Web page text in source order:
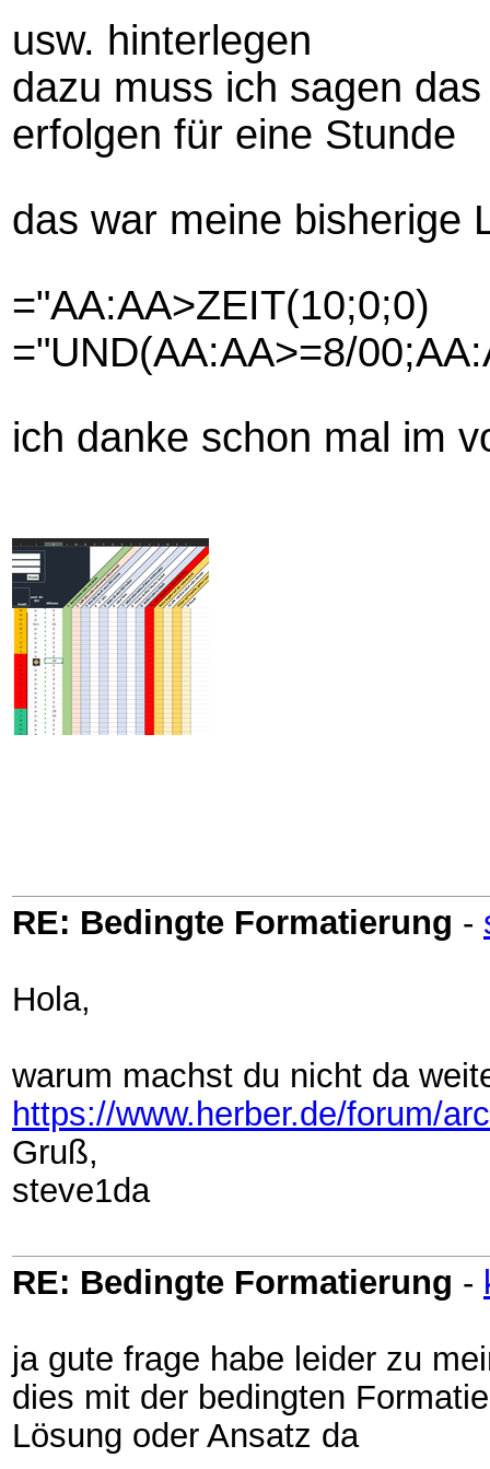
usw. hinterlegen
dazu muss ich sagen
erfolgen für eine Stunde
das war meine bisherige
="AA:AA>ZEIT(10;0;0)
="UND(AA:AA>=8/
ich danke schon mal im
RE: Bedingte Formatierung -
Hola,
warum machst du nicht da
https://www.herber.de/forum/
Gruß,
steve1da
RE: Bedingte Formatierung -
ja gute frage habe leider zu
dies mit der bedingten
Lösung oder Ansatz da